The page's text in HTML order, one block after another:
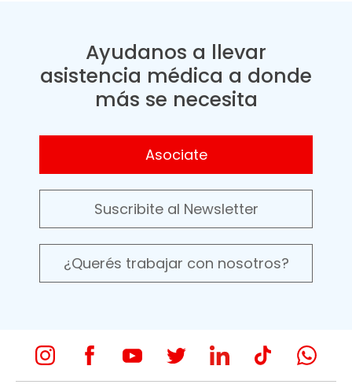
Ayudanos a llevar
asistencia médica a donde
más se necesita
Asociate
Suscribite al Newsletter
¿Querés trabajar con nosotros?